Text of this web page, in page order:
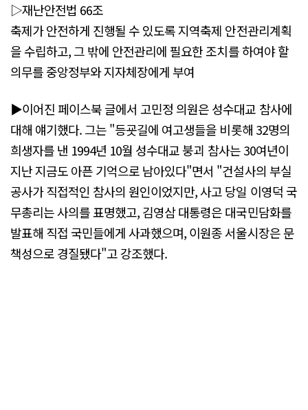
▷재난안전법 66조
축제가 안전하게 진행될 수 있도록 지역축제 안전관리계획
을 수립하고, 그 밖에 안전관리에 필요한 조치를 하여야 할
의무를 중앙정부와 지자체장에게 부여
▶이어진 페이스북 글에서 고민정 의원은 성수대교 참사에
대해 얘기했다. 그는 "등굣길에 여고생들을 비롯해 32명의
희생자를 낸 1994년 10월 성수대교 붕괴 참사는 30여년이
지난 지금도 아픈 기억으로 남아있다"면서 "건설사의 부실
공사가 직접적인 참사의 원인이었지만, 사고 당일 이영덕 국
무총리는 사의를 표명했고, 김영삼 대통령은 대국민담화를
발표해 직접 국민들에게 사과했으며, 이원종 서울시장은 문
책성으로 경질됐다"고 강조했다.